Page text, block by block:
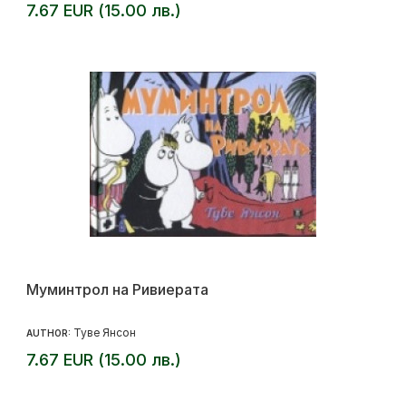
7.67 EUR (15.00 лв.)
Муминтрол на Ривиерата
AUTHOR: Туве Янсон
7.67 EUR (15.00 лв.)